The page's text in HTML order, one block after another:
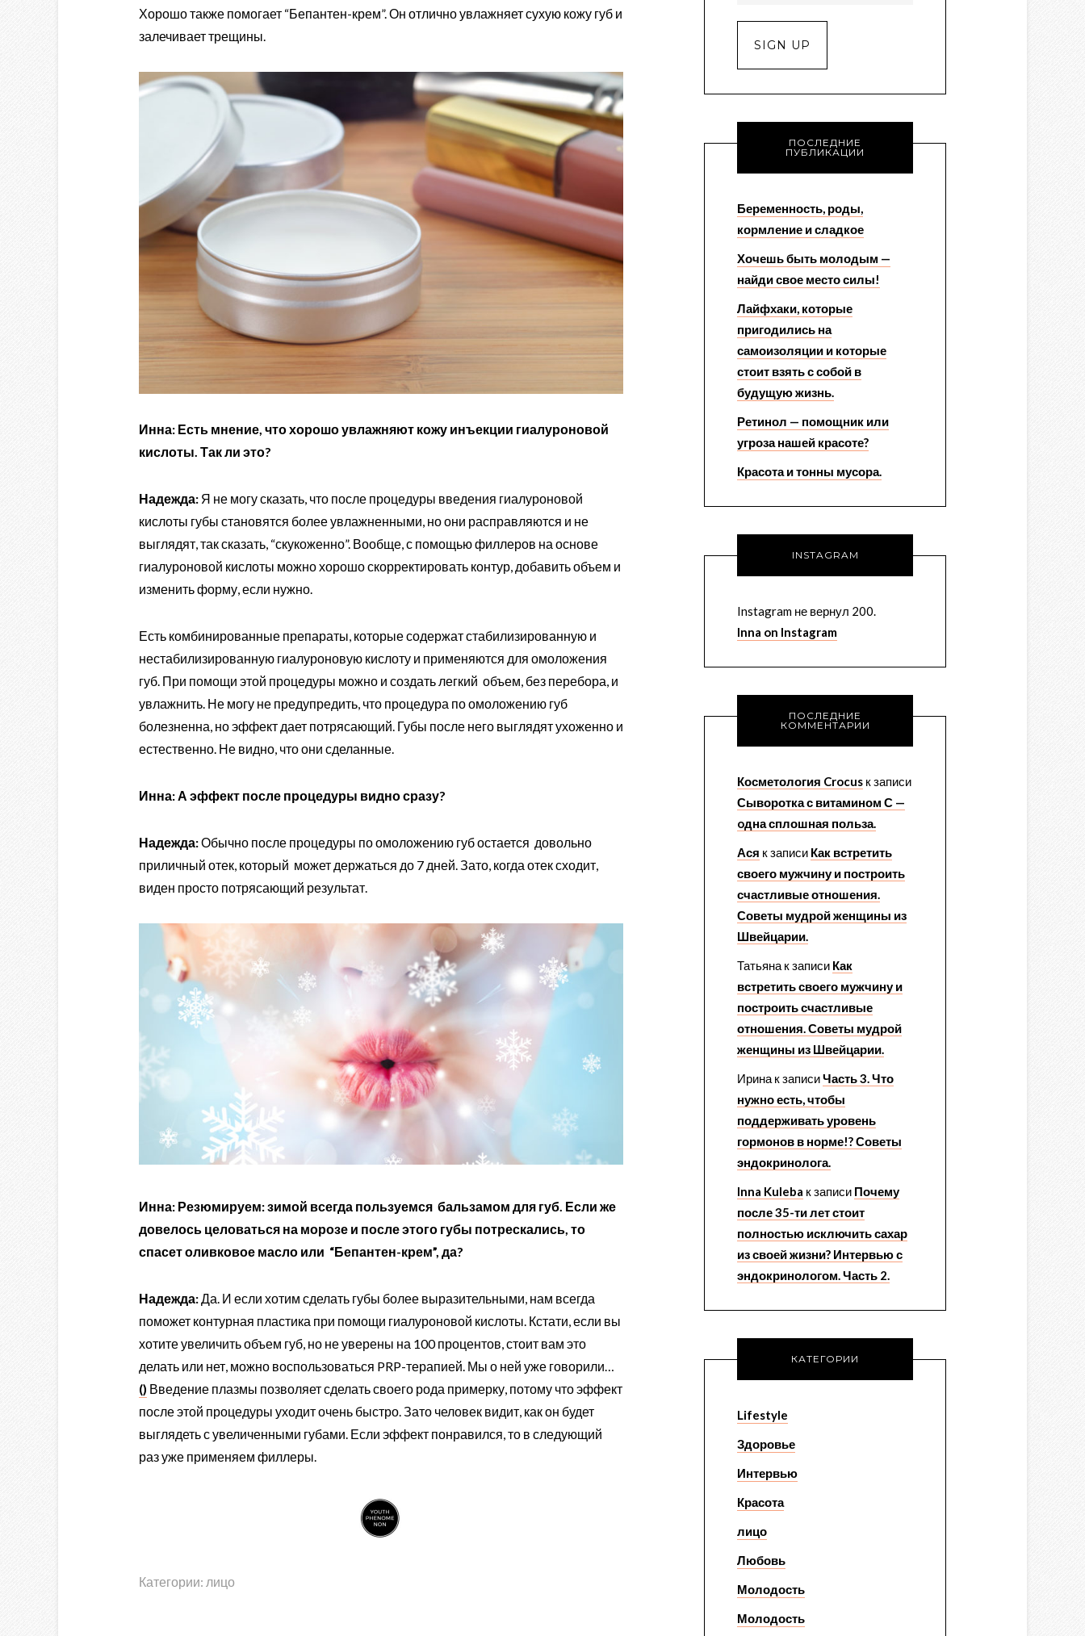
Хорошо также помогает “Бепантен-крем”. Он отлично увлажняет сухую кожу губ и
залечивает трещины.
Инна: Есть мнение, чтохорошо увлажняют кожу инъекции гиалуроновой
кислоты. Так ли это?
Надежда: Я не могу сказать, что после процедуры введения гиалуроновой
кислоты губы становятся более увлажненными, но они расправляются и не
выглядят, так сказать, “скукоженно”. Вообще, с помощью филлеров на основе
гиалуроновой кислоты можно хорошо скорректировать контур, добавить объем и
изменить форму, если нужно.
Есть комбинированные препараты, которые содержат стабилизированную и
нестабилизированную гиалуроновую кислоту и применяются для омоложения
губ. При помощи этой процедуры можно и создать легкий объем, без перебора, и
увлажнить. Не могу не предупредить, что процедура по омоложению губ
болезненна, но эффект дает потрясающий. Губы после него выглядят ухоженно и
естественно. Не видно, что они сделанные.
Инна: А эффект после процедуры видно сразу?
Надежда:Обычно после процедуры по омоложению губ остается довольно
приличный отек, который может держаться до 7 дней. Зато, когда отек сходит,
виден просто потрясающий результат.
Инна: Резюмируем: зимой всегда пользуемся бальзамом для губ. Если же
довелось целоваться на морозе и после этого губы потрескались, то
спасет оливковое масло или “Бепантен-крем”, да?
Надежда:Да. И если хотим сделать губы более выразительными, нам всегда
поможет контурная пластика при помощи гиалуроновой кислоты. Кстати, если вы
хотите увеличить объем губ, но не уверены на 100 процентов, стоит вам это
делать или нет, можно воспользоваться PRP-терапией. Мы о ней уже говорили…
() Введение плазмы позволяет сделать своего рода примерку, потому что эффект
после этой процедуры уходит очень быстро. Зато человек видит, как он будет
выглядеть с увеличенными губами. Если эффект понравился, то в следующий
раз уже применяем филлеры.
Категории: лицо
ПОСЛЕДНИЕ
ПУБЛИКАЦИИ
Беременность, роды,
кормление и сладкое
Хочешь быть молодым —
найди свое место силы!
Лайфхаки, которые
пригодились на
самоизоляции и которые
стоит взять с собой в
будущую жизнь.
Ретинол — помощник или
угроза нашей красоте?
Красота и тонны мусора.
INSTAGRAM
Instagram не вернул 200.
Inna on Instagram
ПОСЛЕДНИЕ
КОММЕНТАРИИ
Косметология Crocus к записи
Сыворотка с витамином С —
oдна сплошная польза.
Ася к записи Как встретить
своего мужчину и построить
счастливые отношения.
Советы мудрой женщины из
Швейцарии.
Татьяна к записи Как
встретить своего мужчину и
построить счастливые
отношения. Советы мудрой
женщины из Швейцарии.
Ирина к записиЧасть 3. Что
нужно есть, чтобы
поддерживать уровень
гормонов в норме!? Советы
эндокринолога.
Inna Kuleba к записи Почему
после 35-ти лет стоит
полностью исключить сахар
из своей жизни? Интервью с
эндокринологом. Часть 2.
КАТЕГОРИИ
Lifestyle
Здоровье
Интервью
Красота
лицо
Любовь
Молодость
Молодость